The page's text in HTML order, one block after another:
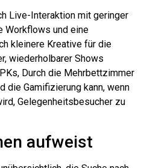
Live-Interaktion mit geringer
Workflows und eine
kleinere Kreative für die
wiederholbarer Shows
PKs, Durch die Mehrbettzimmer
die Gamifizierung kann, wenn
Gelegenheitsbesucher zu
aufweist